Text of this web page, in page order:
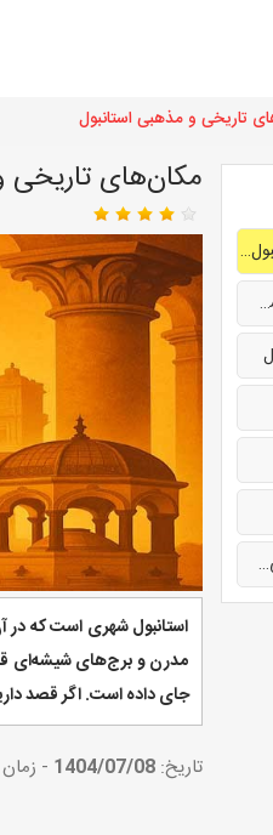
تاریخی و مذهبی استانبول
مکان‌های تاریخی و مذهبی استانبول؛ کامل‌ترین راهنمای سفر
معروف‌ترین مکان‌های تاریخی استانبول
سوالات متداول مکان‌های تاریخی و مذهبی استانبول
مکان‌های تاریخی
استانبول شهری است که در
مدرن و برج‌های شیشه‌ای
جای داده است. اگر قصد
تاریخ:1404/07/08
-